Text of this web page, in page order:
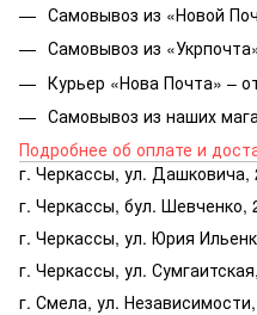
Самовывоз из «Новой
Самовывоз из
Курьер «Нова Почта» –
Самовывоз из наших
Подробнее об оплате и
г. Черкассы, ул. Дашковича,
г. Черкассы, бул. Шевченко,
г. Черкассы, ул. Юрия
г. Черкассы, ул.
г. Смела, ул.